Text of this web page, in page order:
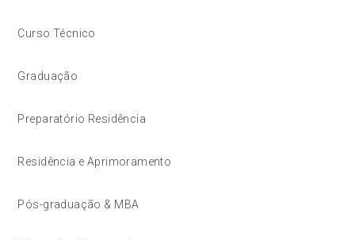
Curso Técnico
Graduação
Preparatório Residência
Residência e Aprimoramento
Pós-graduação & MBA